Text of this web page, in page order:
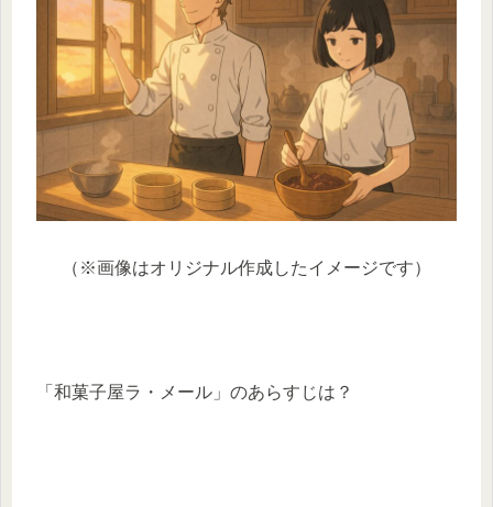
（※画像はオリジナル作成したイメージです）
「和菓子屋ラ・メール」のあらすじは？